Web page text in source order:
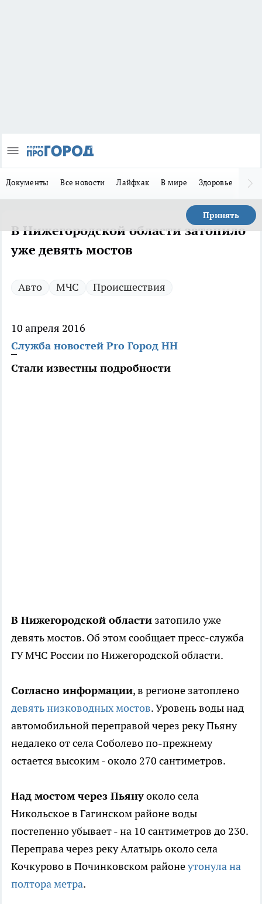
Документы Все новости Лайфхак В мире Здоровье
Принять
В Нижегородской области затопило
уже девять мостов
Авто МЧС Происшествия
10 апреля 2016
Служба новостей Pro Город НН
Стали известны подробности
В Нижегородской области затопило уже
девять мостов. Об этом сообщает пресс-служба
ГУ МЧС России по Нижегородской области.
Согласно информации, в регионе затоплено
девять низководных мостов. Уровень воды над
автомобильной переправой через реку Пьяну
недалеко от села Соболево по-прежнему
остается высоким - около 270 сантиметров.
Над мостом через Пьянуоколо села
Никольское в Гагинском районе воды
постепенно убывает - на 10 сантиметров до 230.
Переправа через реку Алатырь около села
Кочкурово в Починковском районеутонула на
полтора метра.